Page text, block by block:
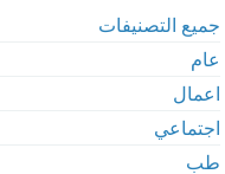
جميع التصنيفات
عام
اعمال
اجتماعي
طب